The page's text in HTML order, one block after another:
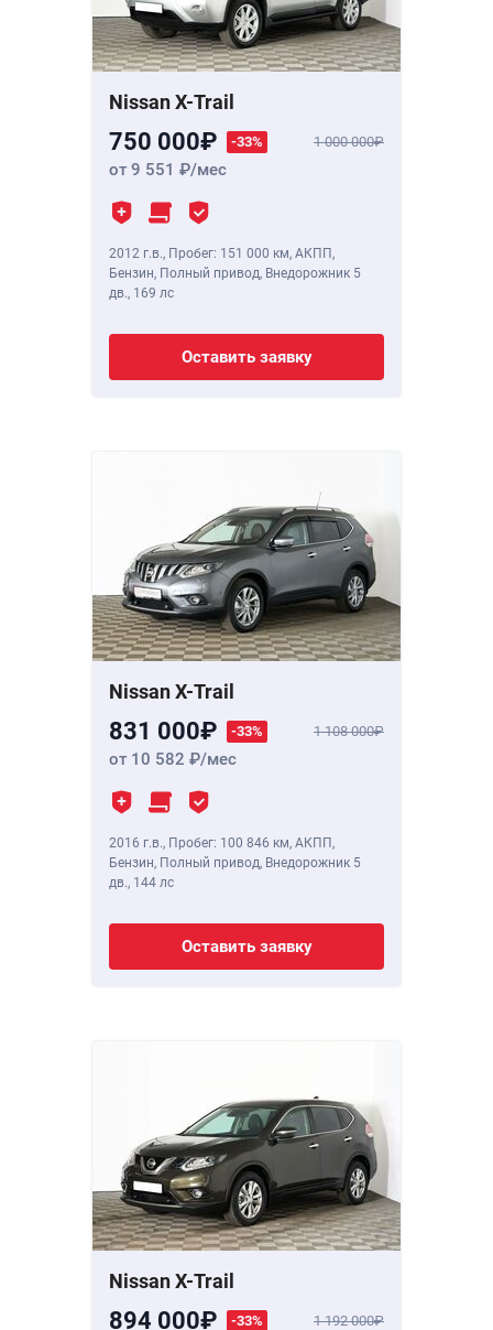
Nissan X-Trail
750 000 -33% 1 000 000
от 9 551 /мес
2012 г.в., Пробег: 151 000 км, АКПП,
Бензин, Полный привод, Внедорожник 5
дв., 169 лс
Оставить заявку
Nissan X-Trail
831 000 -33% 1 108 000
от 10 582 /мес
2016 г.в., Пробег: 100 846 км, АКПП,
Бензин, Полный привод, Внедорожник 5
дв., 144 лс
Оставить заявку
Nissan X-Trail
894 000 -33% 1 192 000